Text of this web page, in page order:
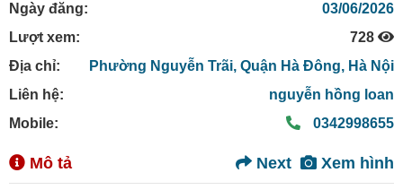
Ngày đăng:
03/06/2026
Lượt xem:
728
Địa chỉ:
Phường Nguyễn Trãi, Quận Hà Đông, Hà Nội
Liên hệ:
nguyễn hồng loan
Mobile:
0342998655
Mô tả Xem hình
Next